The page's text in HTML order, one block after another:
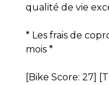
qualité de vie
* Les frais de
mois *
[Bike Score: 27]